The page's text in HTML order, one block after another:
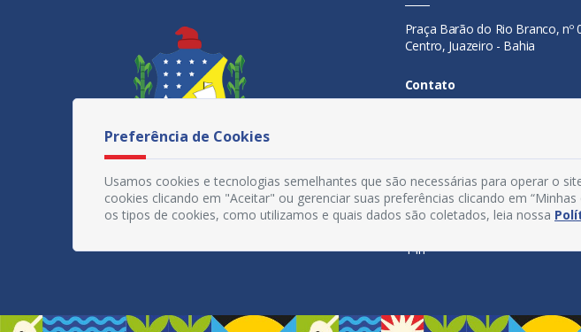
Praça Barão do Rio Branco, nº
Centro, Juazeiro - Bahia
Contato
Horário De Funcionamento
14h
Preferência de Cookies
Usamos cookies e tecnologias semelhantes que são necessárias para operar o
cookies clicando em "Aceitar" ou gerenciar suas preferências clicando em
os tipos de cookies, como utilizamos e quais dados são coletados, leia nossa